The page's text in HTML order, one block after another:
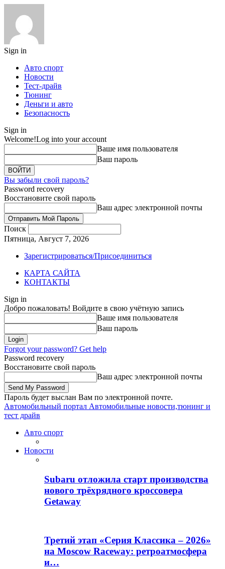
Sign in
Авто спорт
Новости
Тест-драйв
Тюнинг
Деньги и авто
Безопасность
Sign in
Welcome!Log into your account
Ваше имя пользователя
Ваш пароль
Вы забыли свой пароль?
Password recovery
Восстановите свой пароль
Ваш адрес электронной почты
Поиск
Пятница, Август 7, 2026
Зарегистрироваться/Присоединиться
КАРТА САЙТА
КОНТАКТЫ
Sign in
Добро пожаловать! Войдите в свою учётную запись
Ваше имя пользователя
Ваш пароль
Forgot your password? Get help
Password recovery
Восстановите свой пароль
Ваш адрес электронной почты
Пароль будет выслан Вам по электронной почте.
Автомобильный портал Автомобильные новости,тюнинг и
тест драйв
Авто спорт
Новости
Subaru отложила старт производства
нового трёхрядного кроссовера
Getaway
Третий этап «Серия Классика – 2026»
на Moscow Raceway: ретроатмосфера
и…